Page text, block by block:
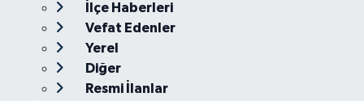
İlçe Haberleri
Vefat Edenler
Yerel
Diğer
Resmi İlanlar